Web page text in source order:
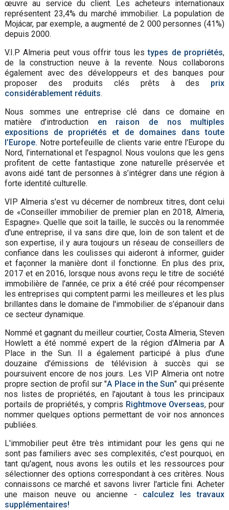
œuvre au service du client. Les acheteurs internationaux
représentent 23,4% du marché immobilier. La population de
Mojácar, par exemple, a augmenté de 2 000 personnes (41%)
depuis 2000.
V.I.P Almeria peut vous offrir tous lestypes de propriétés,
de la construction neuve à la revente. Nous collaborons
également avec des développeurs et des banques pour
proposer des produits clés prêts à des prix
considérablement réduits.
Nous sommes une entreprise clé dans ce domaine en
matière d’introduction en raison de nos multiples
expositions de propriétés et de domaines dans toute
l’Europe. Notre portefeuille de clients varie entre l'Europe du
Nord, l'international et l'espagnol. Nous voulons que les gens
profitent de cette fantastique zone naturelle préservée et
avons aidé tant de personnes à s’intégrer dans une région à
forte identité culturelle.
VIP Almeria s'est vu décerner de nombreux titres, dont celui
de «Conseiller immobilier de premier plan en 2018, Almeria,
Espagne». Quelle que soit la taille, le succès ou la renommée
d'une entreprise, il va sans dire que, loin de son talent et de
son expertise, il y aura toujours un réseau de conseillers de
confiance dans les coulisses qui aideront à informer, guider
et façonner la manière dont il fonctionne. En plus des prix,
2017 et en 2016, lorsque nous avons reçu le titre de société
immobilière de l'année, ce prix a été créé pour récompenser
les entreprises qui comptent parmi les meilleures et les plus
brillantes dans le domaine de l'immobilier. de s’épanouir dans
ce secteur dynamique.
Nommé et gagnant du meilleur courtier, Costa Almeria, Steven
Howlett a été nommé expert de la région d’Almeria par A
Place in the Sun. Il a également participé à plus d'une
douzaine d'émissions de télévision à succès qui se
poursuivent encore de nos jours. Les VIP Almeria ont notre
propre section de profil sur "A Place in the Sun" qui présente
nos listes de propriétés, en l'ajoutant à tous les principaux
portails de propriétés, y compris Rightmove Overseas, pour
nommer quelques options permettant de voir nos annonces
publiées.
L'immobilier peut être très intimidant pour les gens qui ne
sont pas familiers avec ses complexités, c'est pourquoi, en
tant qu'agent, nous avons les outils et les ressources pour
sélectionner des options correspondant à ces critères. Nous
connaissons ce marché et savons livrer l'article fini. Acheter
une maison neuve ou ancienne - calculez les travaux
supplémentaires!